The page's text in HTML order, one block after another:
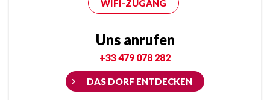
WIFI-ZUGANG
Uns anrufen
+33 479 078 282
DAS DORF ENTDECKEN